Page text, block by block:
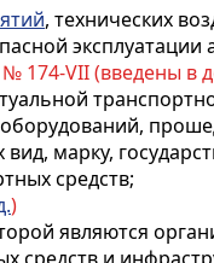
, технических
эксплуатации
№ 174-VII (введены в
марку,
средств;
)
являются